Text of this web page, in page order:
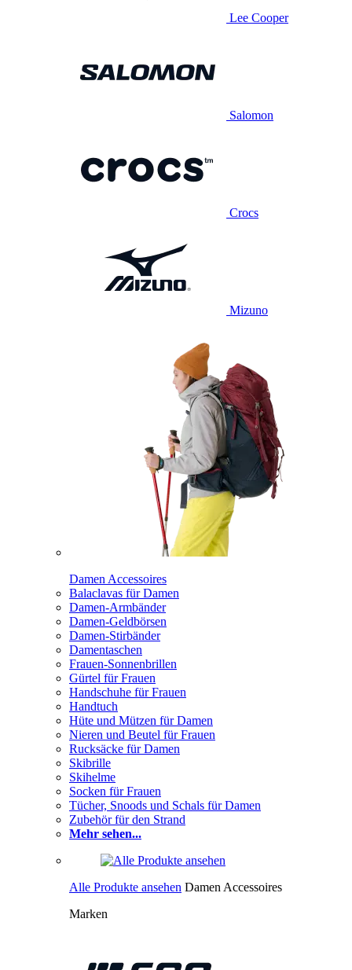
Lee Cooper
Salomon
Crocs
Mizuno
Damen Accessoires
Balaclavas für Damen
Damen-Armbänder
Damen-Geldbörsen
Damen-Stirbänder
Damentaschen
Frauen-Sonnenbrillen
Gürtel für Frauen
Handschuhe für Frauen
Handtuch
Hüte und Mützen für Damen
Nieren und Beutel für Frauen
Rucksäcke für Damen
Skibrille
Skihelme
Socken für Frauen
Tücher, Snoods und Schals für Damen
Zubehör für den Strand
Mehr sehen...
Alle Produkte ansehen Damen Accessoires
Marken